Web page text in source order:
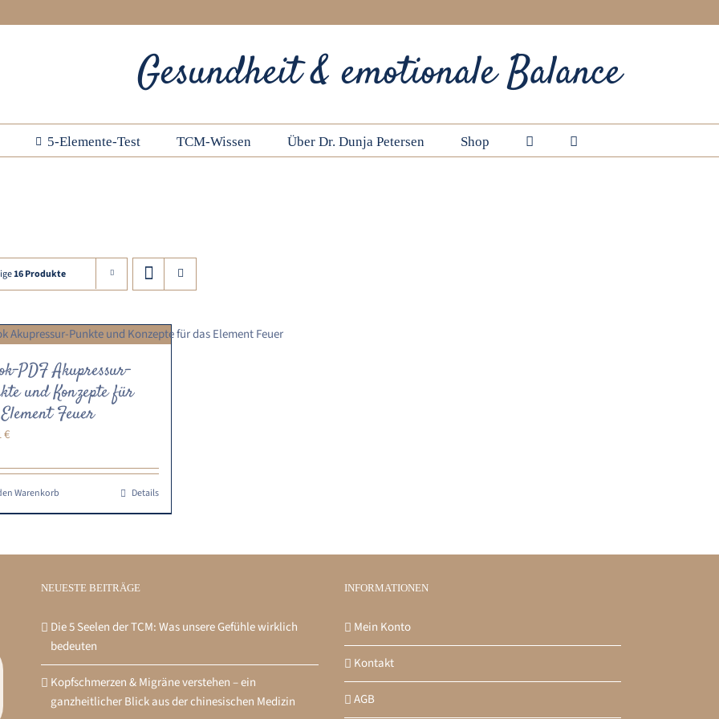
Gesundheit & emotionale Balance
5-Elemente-Test TCM-Wissen Über Dr. Dunja Petersen Shop
16 Produkte
PDF Akupressur-
und Konzepte für
Feuer
€
Warenkorb Details
NEUESTE BEITRÄGE
Die 5 Seelen der TCM: Was unsere Gefühle wirklich
bedeuten
Kopfschmerzen & Migräne verstehen – ein
ganzheitlicher Blick aus der chinesischen Medizin
INFORMATIONEN
Mein Konto
Kontakt
AGB